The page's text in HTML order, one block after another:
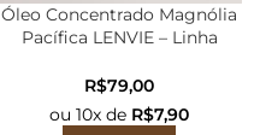
Óleo Concentrado Magnólia
Pacífica LENVIE – Linha
R$
ou 10x de R$7,90